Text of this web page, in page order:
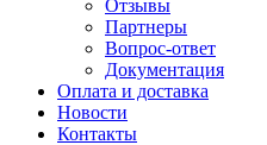
Отзывы
Партнеры
Вопрос-ответ
Документация
Оплата и доставка
Новости
Контакты